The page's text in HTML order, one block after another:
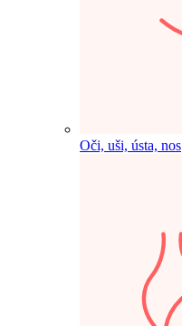
Oči, uši, ústa, nos